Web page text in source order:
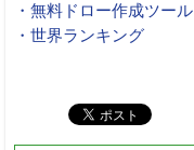
・無料ドロー作成ツール
・世界ランキング